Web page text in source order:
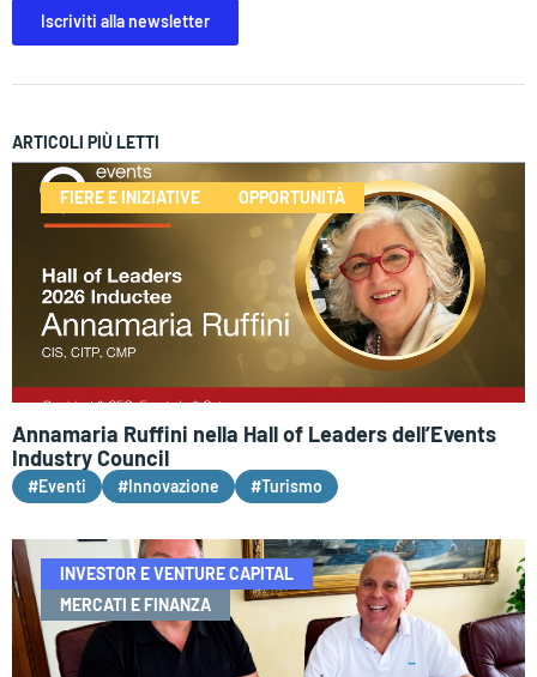
Iscriviti alla newsletter
ARTICOLI PIÙ LETTI
FIERE E INIZIATIVE OPPORTUNITÀ
Annamaria Ruffini nella Hall of Leaders dell’Events
Industry Council
#Eventi #Innovazione #Turismo
INVESTOR E VENTURE CAPITAL
MERCATI E FINANZA